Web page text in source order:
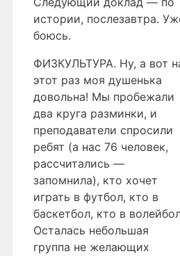
истории, послезавтра.
боюсь.
ФИЗКУЛЬТУРА. Ну, а вот
этот раз моя душенька
довольна! Мы пробежали
два круга разминки, и
преподаватели спросили
ребят (а нас 76 человек,
рассчитались —
запомнила), кто хочет
играть в футбол, кто в
баскетбол, кто в
Осталась небольшая
группа не желающих